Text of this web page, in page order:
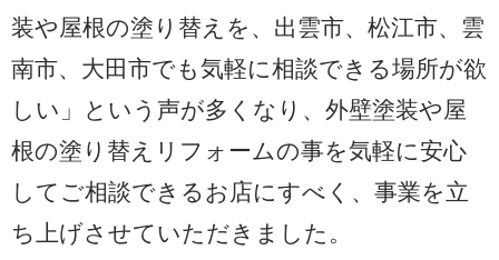
装や屋根の塗り替えを、出雲市、松江市、雲
南市、大田市でも気軽に相談できる場所が欲
しい」という声が多くなり、外壁塗装や屋
根の塗り替えリフォームの事を気軽に安心
してご相談できるお店にすべく、事業を立
ち上げさせていただきました。